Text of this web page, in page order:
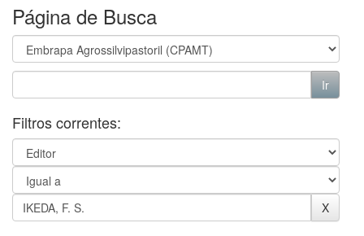
Página de Busca
Filtros correntes: